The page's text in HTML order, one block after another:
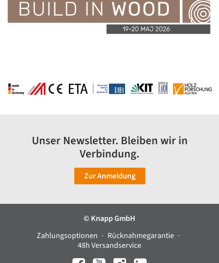
Unser Newsletter. Bleiben wir in
Verbindung.
Zur Anmeldung
© Knapp GmbH
Zahlungsoptionen
Rücknahmegarantie
48h Versandservice